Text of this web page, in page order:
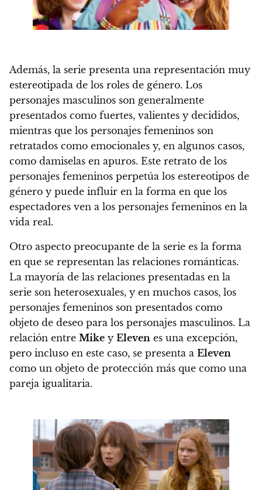
Además, la serie presenta una representación muy
estereotipada de los roles de género. Los
personajes masculinos son generalmente
presentados como fuertes, valientes y decididos,
mientras que los personajes femeninos son
retratados como emocionales y, en algunos casos,
como damiselas en apuros. Este retrato de los
personajes femeninos perpetúa los estereotipos de
género y puede influir en la forma en que los
espectadores ven a los personajes femeninos en la
vida real.
Otro aspecto preocupante de la serie es la forma
en que se representan las relaciones románticas.
La mayoría de las relaciones presentadas en la
serie son heterosexuales, y en muchos casos, los
personajes femeninos son presentados como
objeto de deseo para los personajes masculinos. La
relación entre Mike y Eleven es una excepción,
pero incluso en este caso, se presenta a Eleven
como un objeto de protección más que como una
pareja igualitaria.